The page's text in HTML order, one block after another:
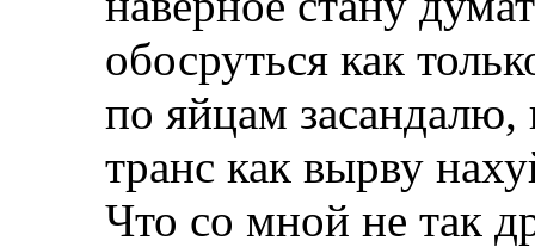
обосруться как
по яйцам
транс как вырву
Что со мной не так